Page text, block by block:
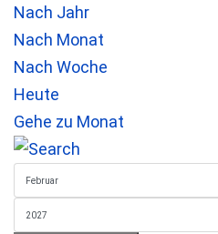
Nach Jahr
Nach Monat
Nach Woche
Heute
Gehe zu Monat